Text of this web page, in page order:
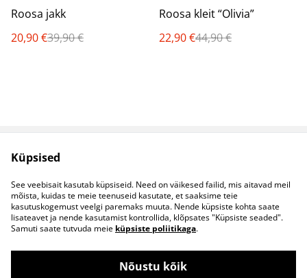
%
Roosa jakk
20,90 €39,90 €
%
Roosa kleit “Olivia”
22,90 €44,90 €
Müügitingimused
Küpsised
Kontaktid
B2B koostöö
Küpsised
See veebisait kasutab küpsiseid. Need on väikesed failid, mis aitavad meil
mõista, kuidas te meie teenuseid kasutate, et saaksime teie
kasutuskogemust veelgi paremaks muuta. Nende küpsiste kohta saate
lisateavet ja nende kasutamist kontrollida, klõpsates "Küpsiste seaded".
Samuti saate tutvuda meie küpsiste poliitikaga.
Nõustu kõik